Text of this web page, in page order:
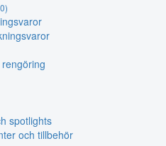
spotlights
och tillbehör